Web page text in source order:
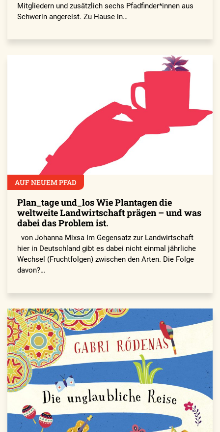
Mitgliedern und zusätzlich sechs Pfadfinder*innen aus
Schwerin angereist. Zu Hause in…
AUF NEUEM PFAD
Plan_tage und_los Wie Plantagen die
weltweite Landwirtschaft prägen – und was
dabei das Problem ist.
von Johanna Mixsa Im Gegensatz zur Landwirtschaft
hier in Deutschland gibt es dabei nicht einmal jährliche
Wechsel (Fruchtfolgen) zwischen den Arten. Die Folge
davon?…